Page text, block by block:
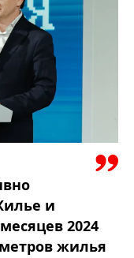
и
2024
жилья